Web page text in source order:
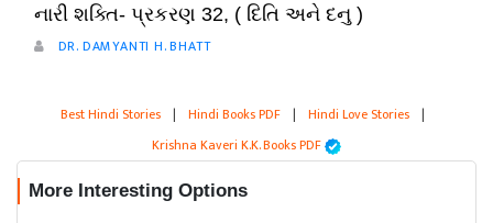
નારી શક્તિ- પ્રકરણ 32, ( દિતિ અને દનુ )
DR. DAMYANTI H. BHATT
Best Hindi Stories | Hindi Books PDF | Hindi Love Stories |
Krishna Kaveri K.K. Books PDF
More Interesting Options